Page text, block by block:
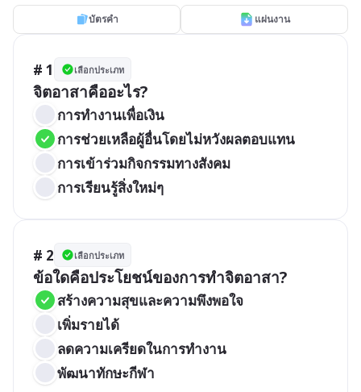
บัตรคำ แผ่นงาน
# 1 เลือกประเภท
จิตอาสาคืออะไร?
การทำงานเพื่อเงิน
การช่วยเหลือผู้อื่นโดยไม่หวังผลตอบแทน
การเข้าร่วมกิจกรรมทางสังคม
การเรียนรู้สิ่งใหม่ๆ
# 2 เลือกประเภท
ข้อใดคือประโยชน์ของการทำจิตอาสา?
สร้างความสุขและความพึงพอใจ
เพิ่มรายได้
ลดความเครียดในการทำงาน
พัฒนาทักษะกีฬา